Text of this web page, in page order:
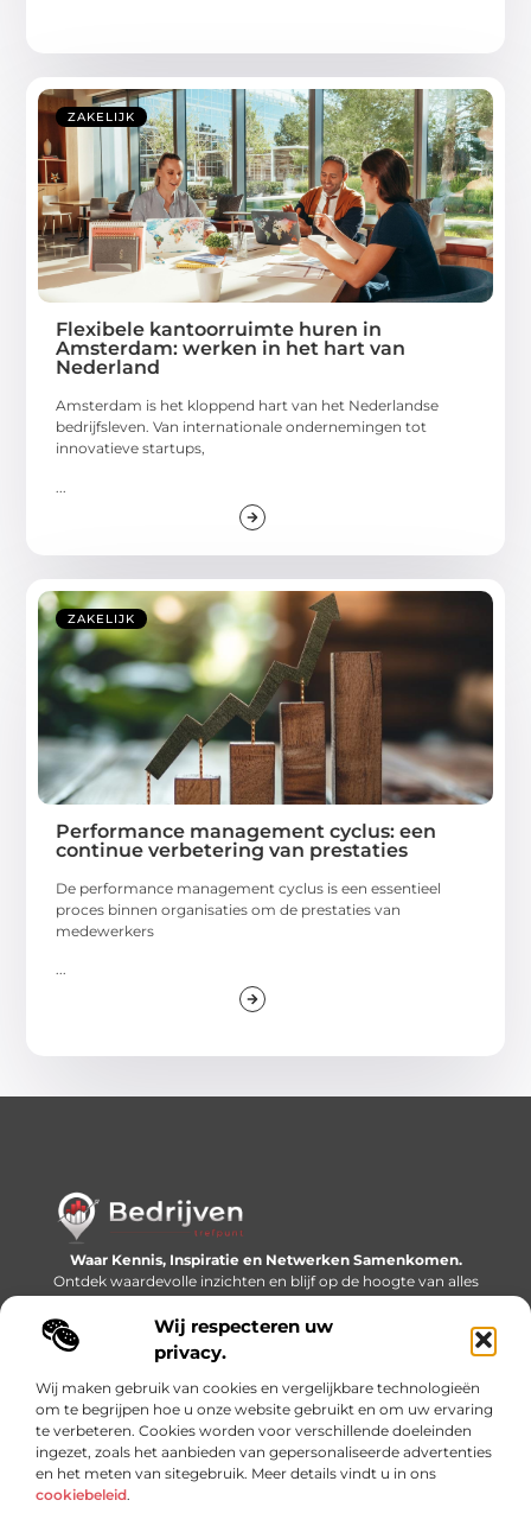
Wij respecteren uw
privacy.
Wij maken gebruik van cookies en vergelijkbare technologieën
om te begrijpen hoe u onze website gebruikt en om uw ervaring
te verbeteren. Cookies worden voor verschillende doeleinden
ingezet, zoals het aanbieden van gepersonaliseerde advertenties
en het meten van sitegebruik. Meer details vindt u in ons
cookiebeleid.
ZAKELIJK
Flexibele kantoorruimte huren in
Amsterdam: werken in het hart van
Nederland
Amsterdam is het kloppend hart van het Nederlandse
bedrijfsleven. Van internationale ondernemingen tot
innovatieve startups,
ZAKELIJK
Performance management cyclus: een
continue verbetering van prestaties
De performance management cyclus is een essentieel
proces binnen organisaties om de prestaties van
medewerkers
Waar Kennis, Inspiratie en Netwerken Samenkomen.
Ontdek waardevolle inzichten en blijf op de hoogte van alles
wat er speelt in de wereld.
Bericht categorie
Onze informatie